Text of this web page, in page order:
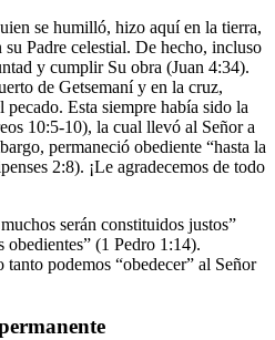
se humilló, hizo aquí en la tierra,
su Padre celestial. De hecho, incluso
y cumplir Su obra (Juan 4:34).
de Getsemaní y en la cruz,
Esta siempre había sido la
10:5-10), la cual llevó al Señor a
permaneció obediente “hasta la
2:8). ¡Le agradecemos de todo
serán constituidos justos”
(1 Pedro 1:14).
podemos “obedecer” al Señor